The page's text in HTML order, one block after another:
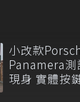
小改款
Panamera
現身 實體按